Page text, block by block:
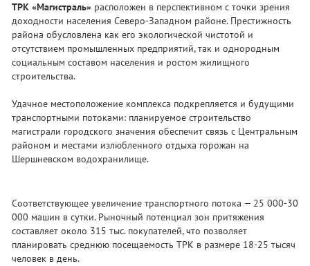
ТРК «Магистраль» расположен в перспективном с точки зрения
доходности населения Северо-Западном районе. Престижность
района обусловлена как его экологической чистотой и
отсутствием промышленных предприятий, так и однородным
социальным составом населения и ростом жилищного
строительства.
Удачное местоположение комплекса подкрепляется и будущими
транспортными потоками: планируемое строительство
магистрали городского значения обеспечит связь с Центральным
районом и местами излюбленного отдыха горожан на
Шершневском водохранилище.
Соответствующее увеличение транспортного потока — 25 000-30
000 машин в сутки. Рыночный потенциал зон притяжения
составляет около 315 тыс. покупателей, что позволяет
планировать среднюю посещаемость ТРК в размере 18-25 тысяч
человек в день.